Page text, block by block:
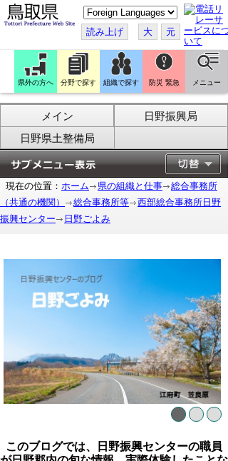
こ
の
ペ
ー
ジ
翻
訳
す
る
読み上げ 大 元
県外の方へ 分野で探す 組織で探す 防災 緊急 メニュー
メイン
日野振興局
日野県土整備局
現在の位置： ホーム 県の組織と仕事
総合事務所
（共通の機関）
総合事務所等
西部総合事務所日野
振興センター
日野ごよみ
このブログでは、日野振興センターの職員